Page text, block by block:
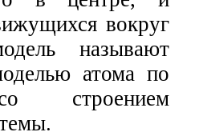
вокруг
называют
атома по
строением